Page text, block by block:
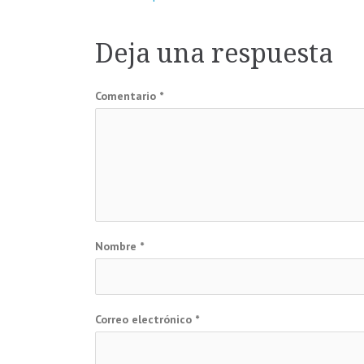
de
entradas
Deja una respuesta
Comentario *
Nombre *
Correo electrónico *